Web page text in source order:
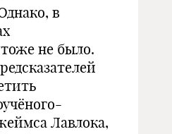
в
не было.
Лавлока,